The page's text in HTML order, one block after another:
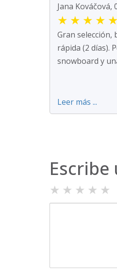
Jana Kováčová,
★ ★ ★ ★ ★
Gran selección,
rápida (2 días).
snowboard y
Leer más ...
Escribe
★ ★ ★ ★ ★